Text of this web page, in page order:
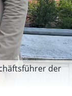
der